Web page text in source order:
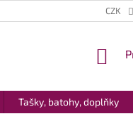
CZK
Tašky, batohy, doplňky